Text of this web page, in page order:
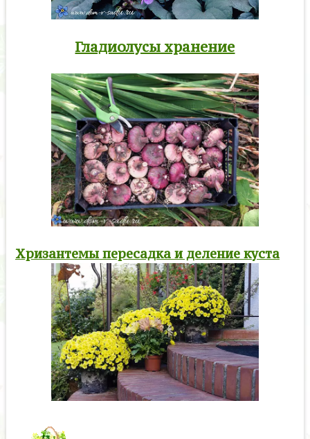
Гладиолусы хранение
Хризантемы пересадка и деление куста